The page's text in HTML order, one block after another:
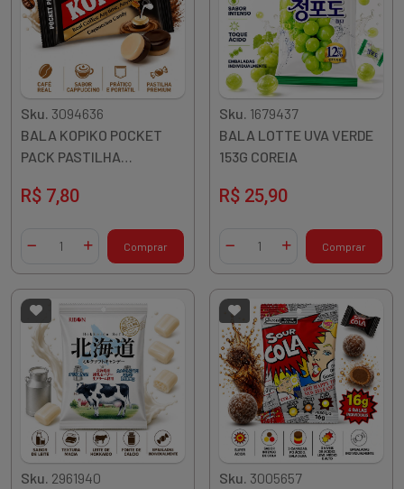
Sku. 3094636
BALA KOPIKO POCKET
PACK PASTILHA
INDONESIA
R$ 7,80
Diminuir QuantidadeAdicionar Quantidade
Comprar
Sku. 1679437
BALA LOTTE UVA VERDE
153G COREIA
R$ 25,90
Diminuir QuantidadeAdicionar Quantidade
Comprar
Sku. 2961940
Sku. 3005657